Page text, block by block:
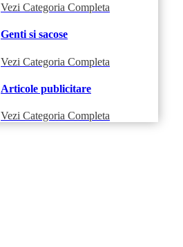
Vezi Categoria Completa
Genti si sacose
Vezi Categoria Completa
Articole publicitare
Vezi Categoria Completa